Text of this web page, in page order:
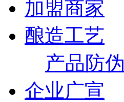
加盟商家
酿造工艺
产品防伪
企业广宣